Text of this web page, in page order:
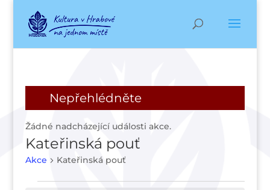
Nepřehlédněte
Žádné nadcházející události akce.
Kateřinská pouť
Akce Kateřinská pouť